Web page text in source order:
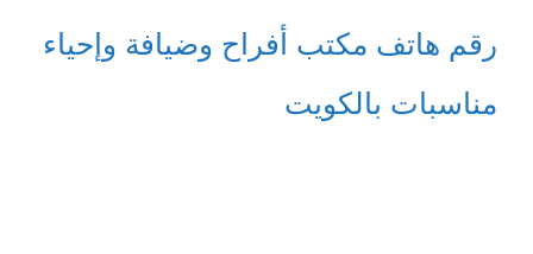
رقم هاتف مكتب أفراح وضيافة وإحياء
مناسبات بالكويت